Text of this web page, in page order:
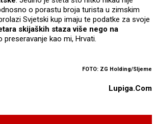
o porastu broja turista u zimskim
Svjetski kup imaju te podatke za svoje
skijaških staza više nego na
kao mi, Hrvati.
FOTO: ZG Holding/Sljeme
Lupiga.Com